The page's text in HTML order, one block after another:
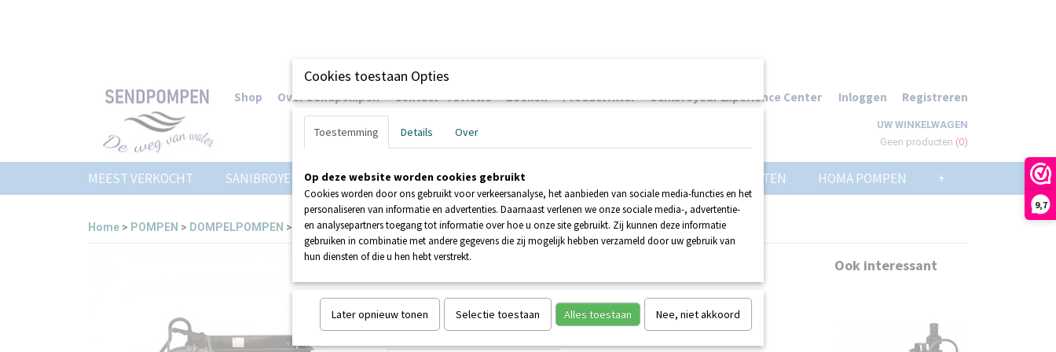
9,7
Shop Over Sendpompen Contact - reviews Zoeken Productfilter Sanibroyeur Experience Center Inloggen Registreren
UW WINKELWAGEN
Geen producten (0)
MEEST VERKOCHT SANIBROYEUR ZEHNDER POMPEN BOOSTERPOMPEN POMPPUTTEN HOMA POMPEN +
Home > POMPEN > DOMPELPOMPEN > SANISUB STEEL NOODKIT
SANISUB STEEL NOODKIT
€ 385,00 (inclusief btw 21%)
Ook interessant
Cookies toestaan Opties
Toestemming Details Over
Op deze website worden cookies gebruikt
Cookies worden door ons gebruikt voor verkeersanalyse, het aanbieden van sociale media-functies en het
personaliseren van informatie en advertenties. Daarnaast verlenen we onze sociale media-, advertentie-
en analysepartners toegang tot informatie over hoe u onze site gebruikt. Zij kunnen deze informatie
gebruiken in combinatie met andere gegevens die zij mogelijk hebben verzameld door uw gebruik van
hun diensten of die u hen hebt verstrekt.
Later opnieuw tonen Selectie toestaan Alles toestaan Nee, niet akkoord